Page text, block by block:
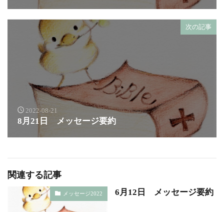
次の記事
2022-08-21
8月21日 メッセージ要約
関連する記事
メッセージ2022 6月12日 メッセージ要約